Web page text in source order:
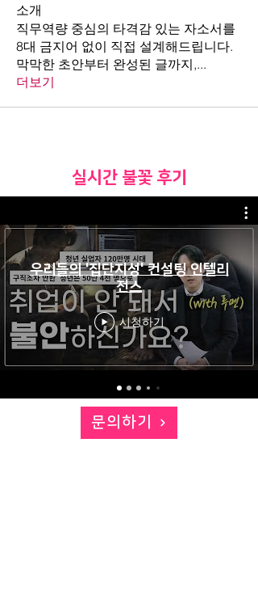
소개
직무역량 중심의 타격감 있는 자소서를
8대 금지어 없이 직접 설계해드립니다.
막막한 초안부터 완성된 글까지,...
더보기
​실시간 불꽃 후기
우리들의 '집단지성' 컨설팅 인텔리
전스
시청하기
문의하기